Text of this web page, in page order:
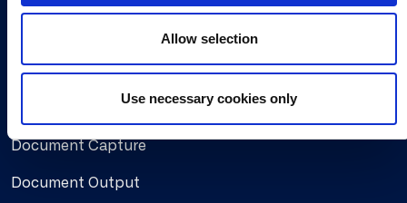
Allow selection
Use necessary cookies only
Document Capture
Document Output